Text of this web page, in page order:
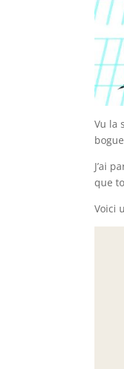
Vu la
J’ai
que
Voici